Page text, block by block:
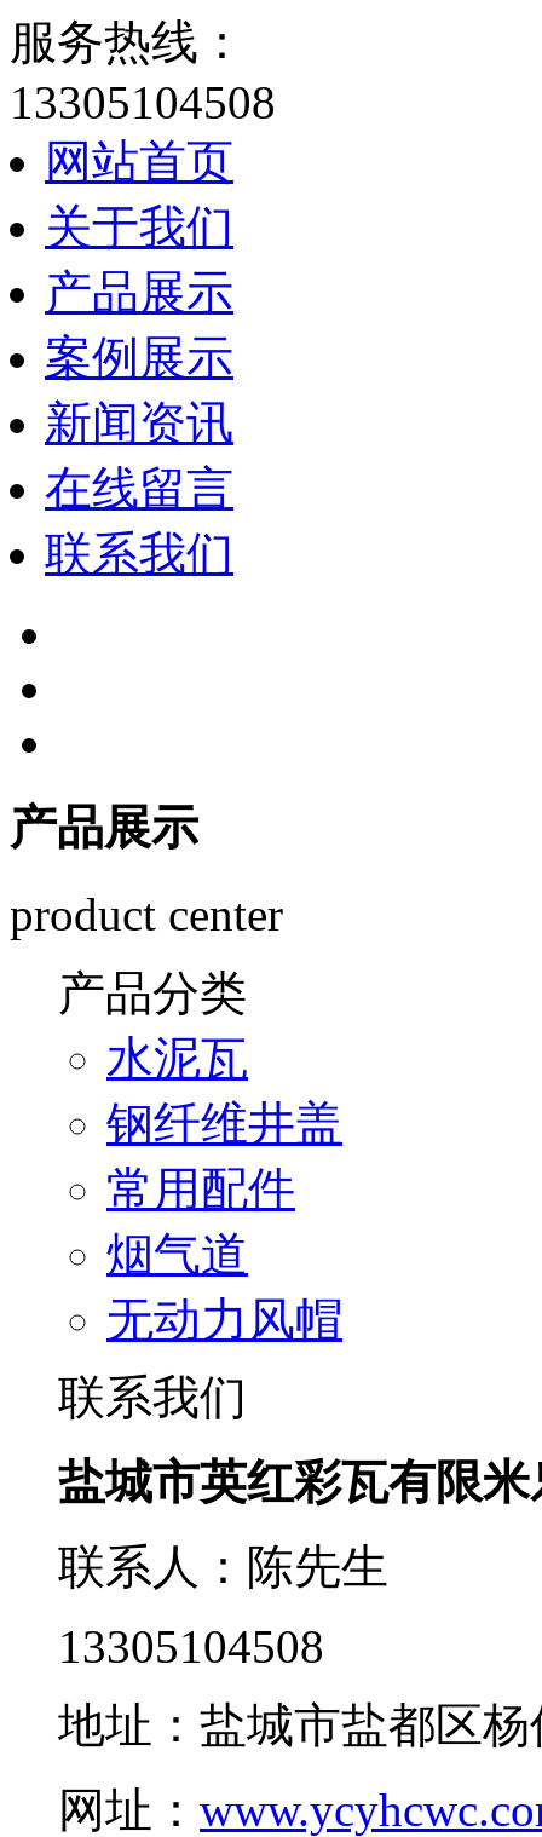
服务热线：
13305104508
网站首页
关于我们
产品展示
案例展示
新闻资讯
在线留言
联系我们
产品展示
product center
产品分类
水泥瓦
钢纤维井盖
常用配件
烟气道
无动力风帽
联系我们
盐城市英红彩瓦有限
联系人：陈先生
13305104508
地址：盐城市盐都区
网址：